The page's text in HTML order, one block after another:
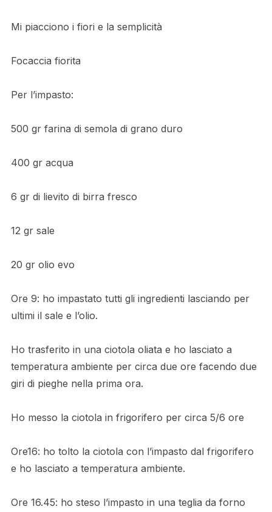
Mi piacciono i fiori e la semplicità
Focaccia fiorita
Per l’impasto:
500 gr farina di semola di grano duro
400 gr acqua
6 gr di lievito di birra fresco
12 gr sale
20 gr olio evo
Ore 9: ho impastato tutti gli ingredienti lasciando per
ultimi il sale e l’olio.
Ho trasferito in una ciotola oliata e ho lasciato a
temperatura ambiente per circa due ore facendo due
giri di pieghe nella prima ora.
Ho messo la ciotola in frigorifero per circa 5/6 ore
Ore16: ho tolto la ciotola con l’impasto dal frigorifero
e ho lasciato a temperatura ambiente.
Ore 16.45: ho steso l’impasto in una teglia da forno